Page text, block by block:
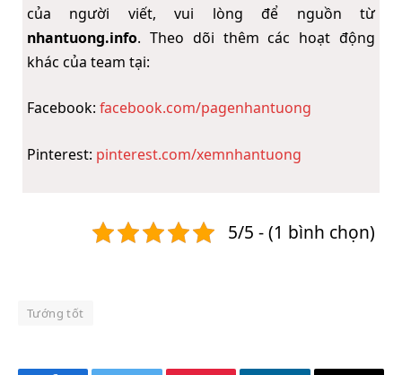
của người viết, vui lòng để nguồn từ
nhantuong.info. Theo dõi thêm các hoạt động
khác của team tại:
Facebook: facebook.com/pagenhantuong
Pinterest: pinterest.com/xemnhantuong
5/5 - (1 bình chọn)
Tướng tốt